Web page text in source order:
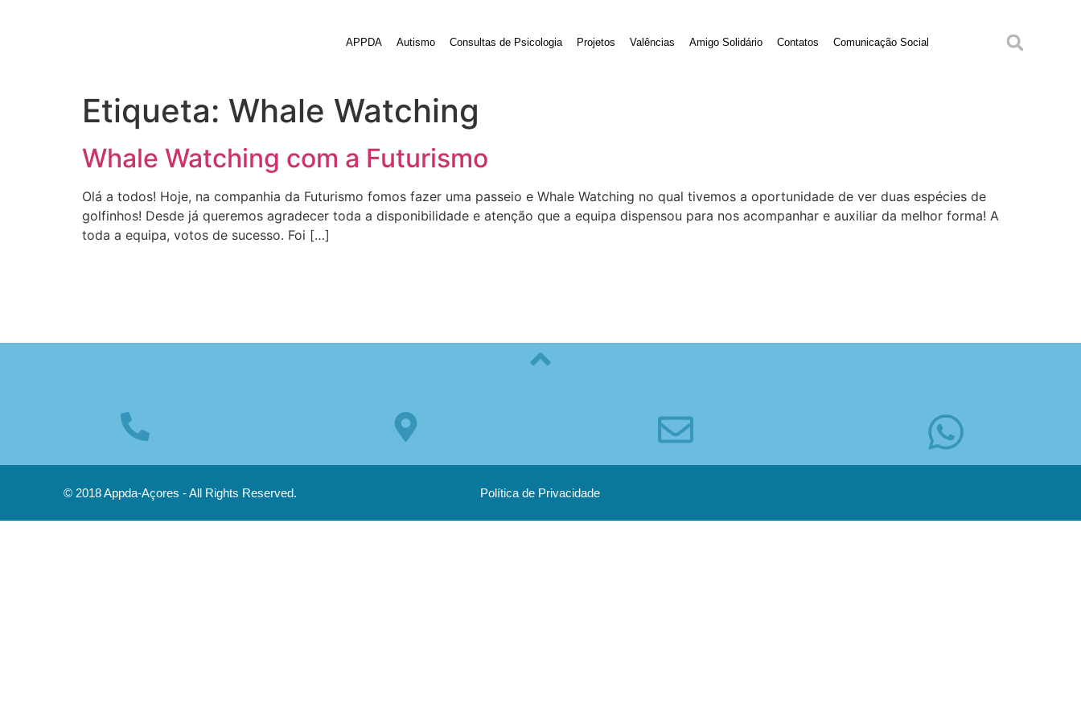
APPDA Autismo Consultas de Psicologia Projetos Valências Amigo Solidário Contatos Comunicação Social
Etiqueta: Whale Watching
Whale Watching com a Futurismo
Olá a todos! Hoje, na companhia da Futurismo fomos fazer uma passeio e Whale Watching no qual tivemos a oportunidade de ver duas espécies de
golfinhos! Desde já queremos agradecer toda a disponibilidade e atenção que a equipa dispensou para nos acompanhar e auxiliar da melhor forma! A
toda a equipa, votos de sucesso. Foi […]
© 2018 Appda-Açores - All Rights Reserved. Política de Privacidade